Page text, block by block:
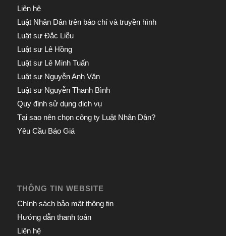
Liên hệ
Luật Nhân Dân trên báo chí và truyền hình
Luật sư Đắc Liễu
Luật sư Lê Hồng
Luật sư Lê Minh Tuấn
Luật sư Nguyễn Anh Văn
Luật sư Nguyễn Thanh Bình
Quy định sử dụng dịch vụ
Tại sao nên chọn công ty Luật Nhân Dân?
Yêu Cầu Báo Giá
THÔNG TIN WEBSITE
Chính sách bảo mật thông tin
Hướng dẫn thanh toán
Liên hệ